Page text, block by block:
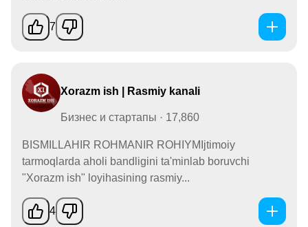
7
Xorazm ish | Rasmiy kanali
Бизнес и стартапы · 17,860
BISMILLAHIR ROHMANIR ROHIYMIjtimoiy
tarmoqlarda aholi bandligini ta'minlab boruvchi
"Xorazm ish" loyihasining rasmiy...
4